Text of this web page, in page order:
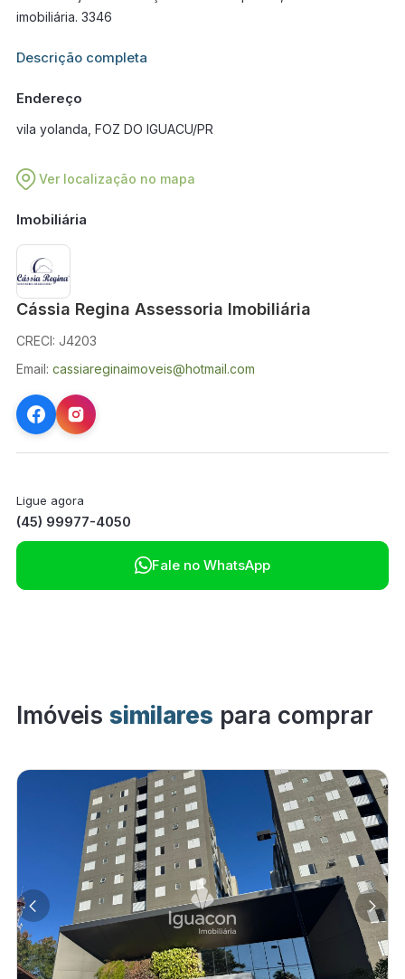
imobiliária. 3346
Informações adicionais sobre este imóvel estarão disponíveis
Descrição completa
Endereço
vila yolanda, FOZ DO IGUACU/PR
Ver localização no mapa
Imobiliária
Cássia Regina Assessoria Imobiliária
CRECI: J4203
Email: cassiareginaimoveis@hotmail.com
Ligue agora
(45) 99977-4050
Fale no WhatsApp
Imóveis similares para comprar